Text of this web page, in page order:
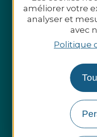
améliorer votre
analyser et
avec
Politique